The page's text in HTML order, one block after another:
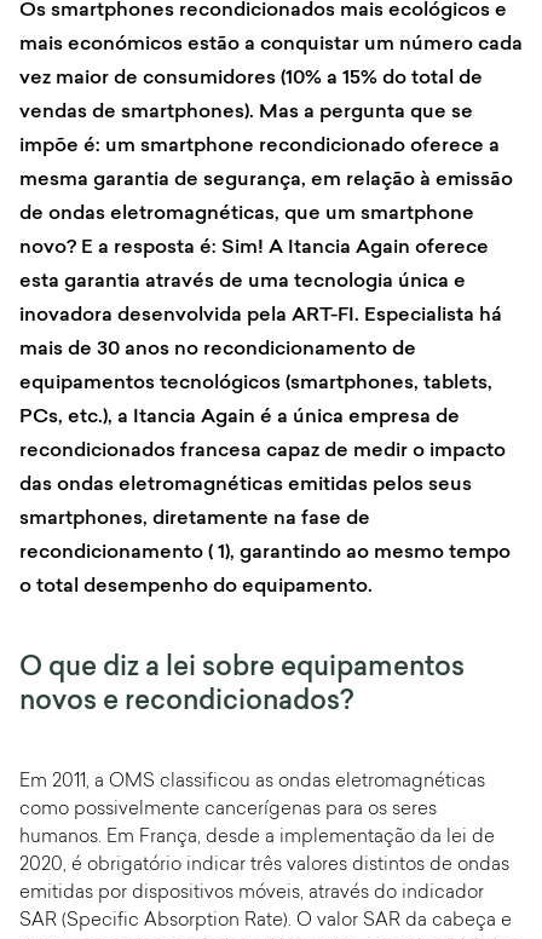
Os smartphones recondicionados mais ecológicos e
mais económicos estão a conquistar um número cada
vez maior de consumidores (10% a 15% do total de
vendas de smartphones). Mas a pergunta que se
impõe é: um smartphone recondicionado oferece a
mesma garantia de segurança, em relação à emissão
de ondas eletromagnéticas, que um smartphone
novo? E a resposta é: Sim! A Itancia Again oferece
esta garantia através de uma tecnologia única e
inovadora desenvolvida pela ART-FI. Especialista há
mais de 30 anos no recondicionamento de
equipamentos tecnológicos (smartphones, tablets,
PCs, etc.), a Itancia Again é a única empresa de
recondicionados francesa capaz de medir o impacto
das ondas eletromagnéticas emitidas pelos seus
smartphones, diretamente na fase de
recondicionamento ( 1), garantindo ao mesmo tempo
o total desempenho do equipamento.
O que diz a lei sobre equipamentos
novos e recondicionados?
Em 2011, a OMS classificou as ondas eletromagnéticas
como possivelmente cancerígenas para os seres
humanos. Em França, desde a implementação da lei de
2020, é obrigatório indicar três valores distintos de ondas
emitidas por dispositivos móveis, através do indicador
SAR (Specific Absorption Rate). O valor SAR da cabeça e